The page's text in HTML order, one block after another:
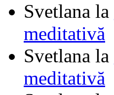
Svetlana la
meditativă
Svetlana la
meditativă